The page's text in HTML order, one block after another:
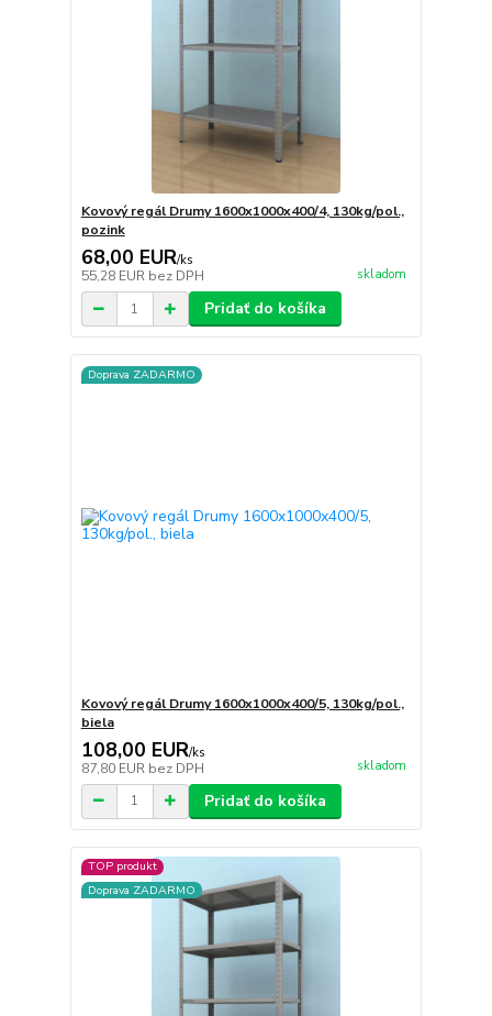
Kovový regál Drumy 1600x1000x400/4, 130kg/pol.,
pozink
68,00 EUR/ks
55,28 EUR bez DPH skladom
Pridať do košíka
Doprava ZADARMO
Kovový regál Drumy 1600x1000x400/5, 130kg/pol.,
biela
108,00 EUR/ks
87,80 EUR bez DPH skladom
Pridať do košíka
TOP produkt
Doprava ZADARMO